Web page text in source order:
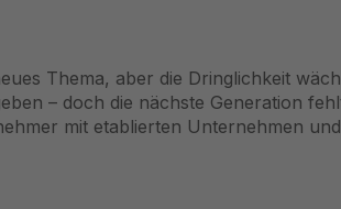
Thema, aber die Dringlichkeit
– doch die nächste Generation
mit etablierten Unternehmen